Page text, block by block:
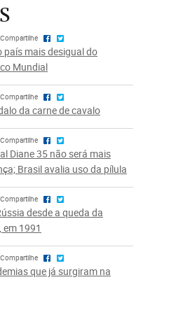
país mais desigual do
Mundial
da carne de cavalo
Diane 35 não será mais
Brasil avalia uso da pílula
desde a queda da
em 1991
que já surgiram na